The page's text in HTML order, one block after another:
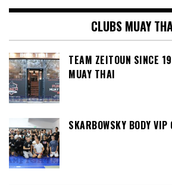
CLUBS MUAY
TEAM ZEITOUN SINCE
MUAY THAI
SKARBOWSKY BODY VIP